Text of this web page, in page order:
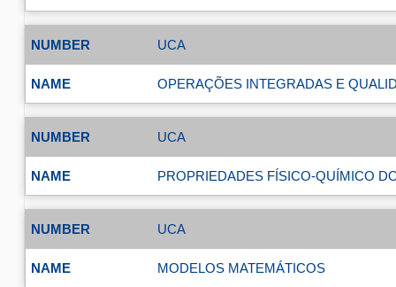
UCA
OPERAÇÕES INTEGRADAS E
UCA
PROPRIEDADES FÍSICO-QUÍMICO
UCA
MODELOS MATEMÁTICOS